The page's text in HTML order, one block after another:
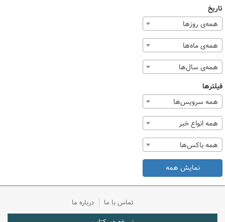
تاریخ
همه‌ی روزها
همه‌ی ماه‌ها
همه‌ی سال‌ها
فیلترها
همه سرویس‌ها
همه انواع خبر
همه باکس‌ها
نمایش همه
تماس با ما درباره ما